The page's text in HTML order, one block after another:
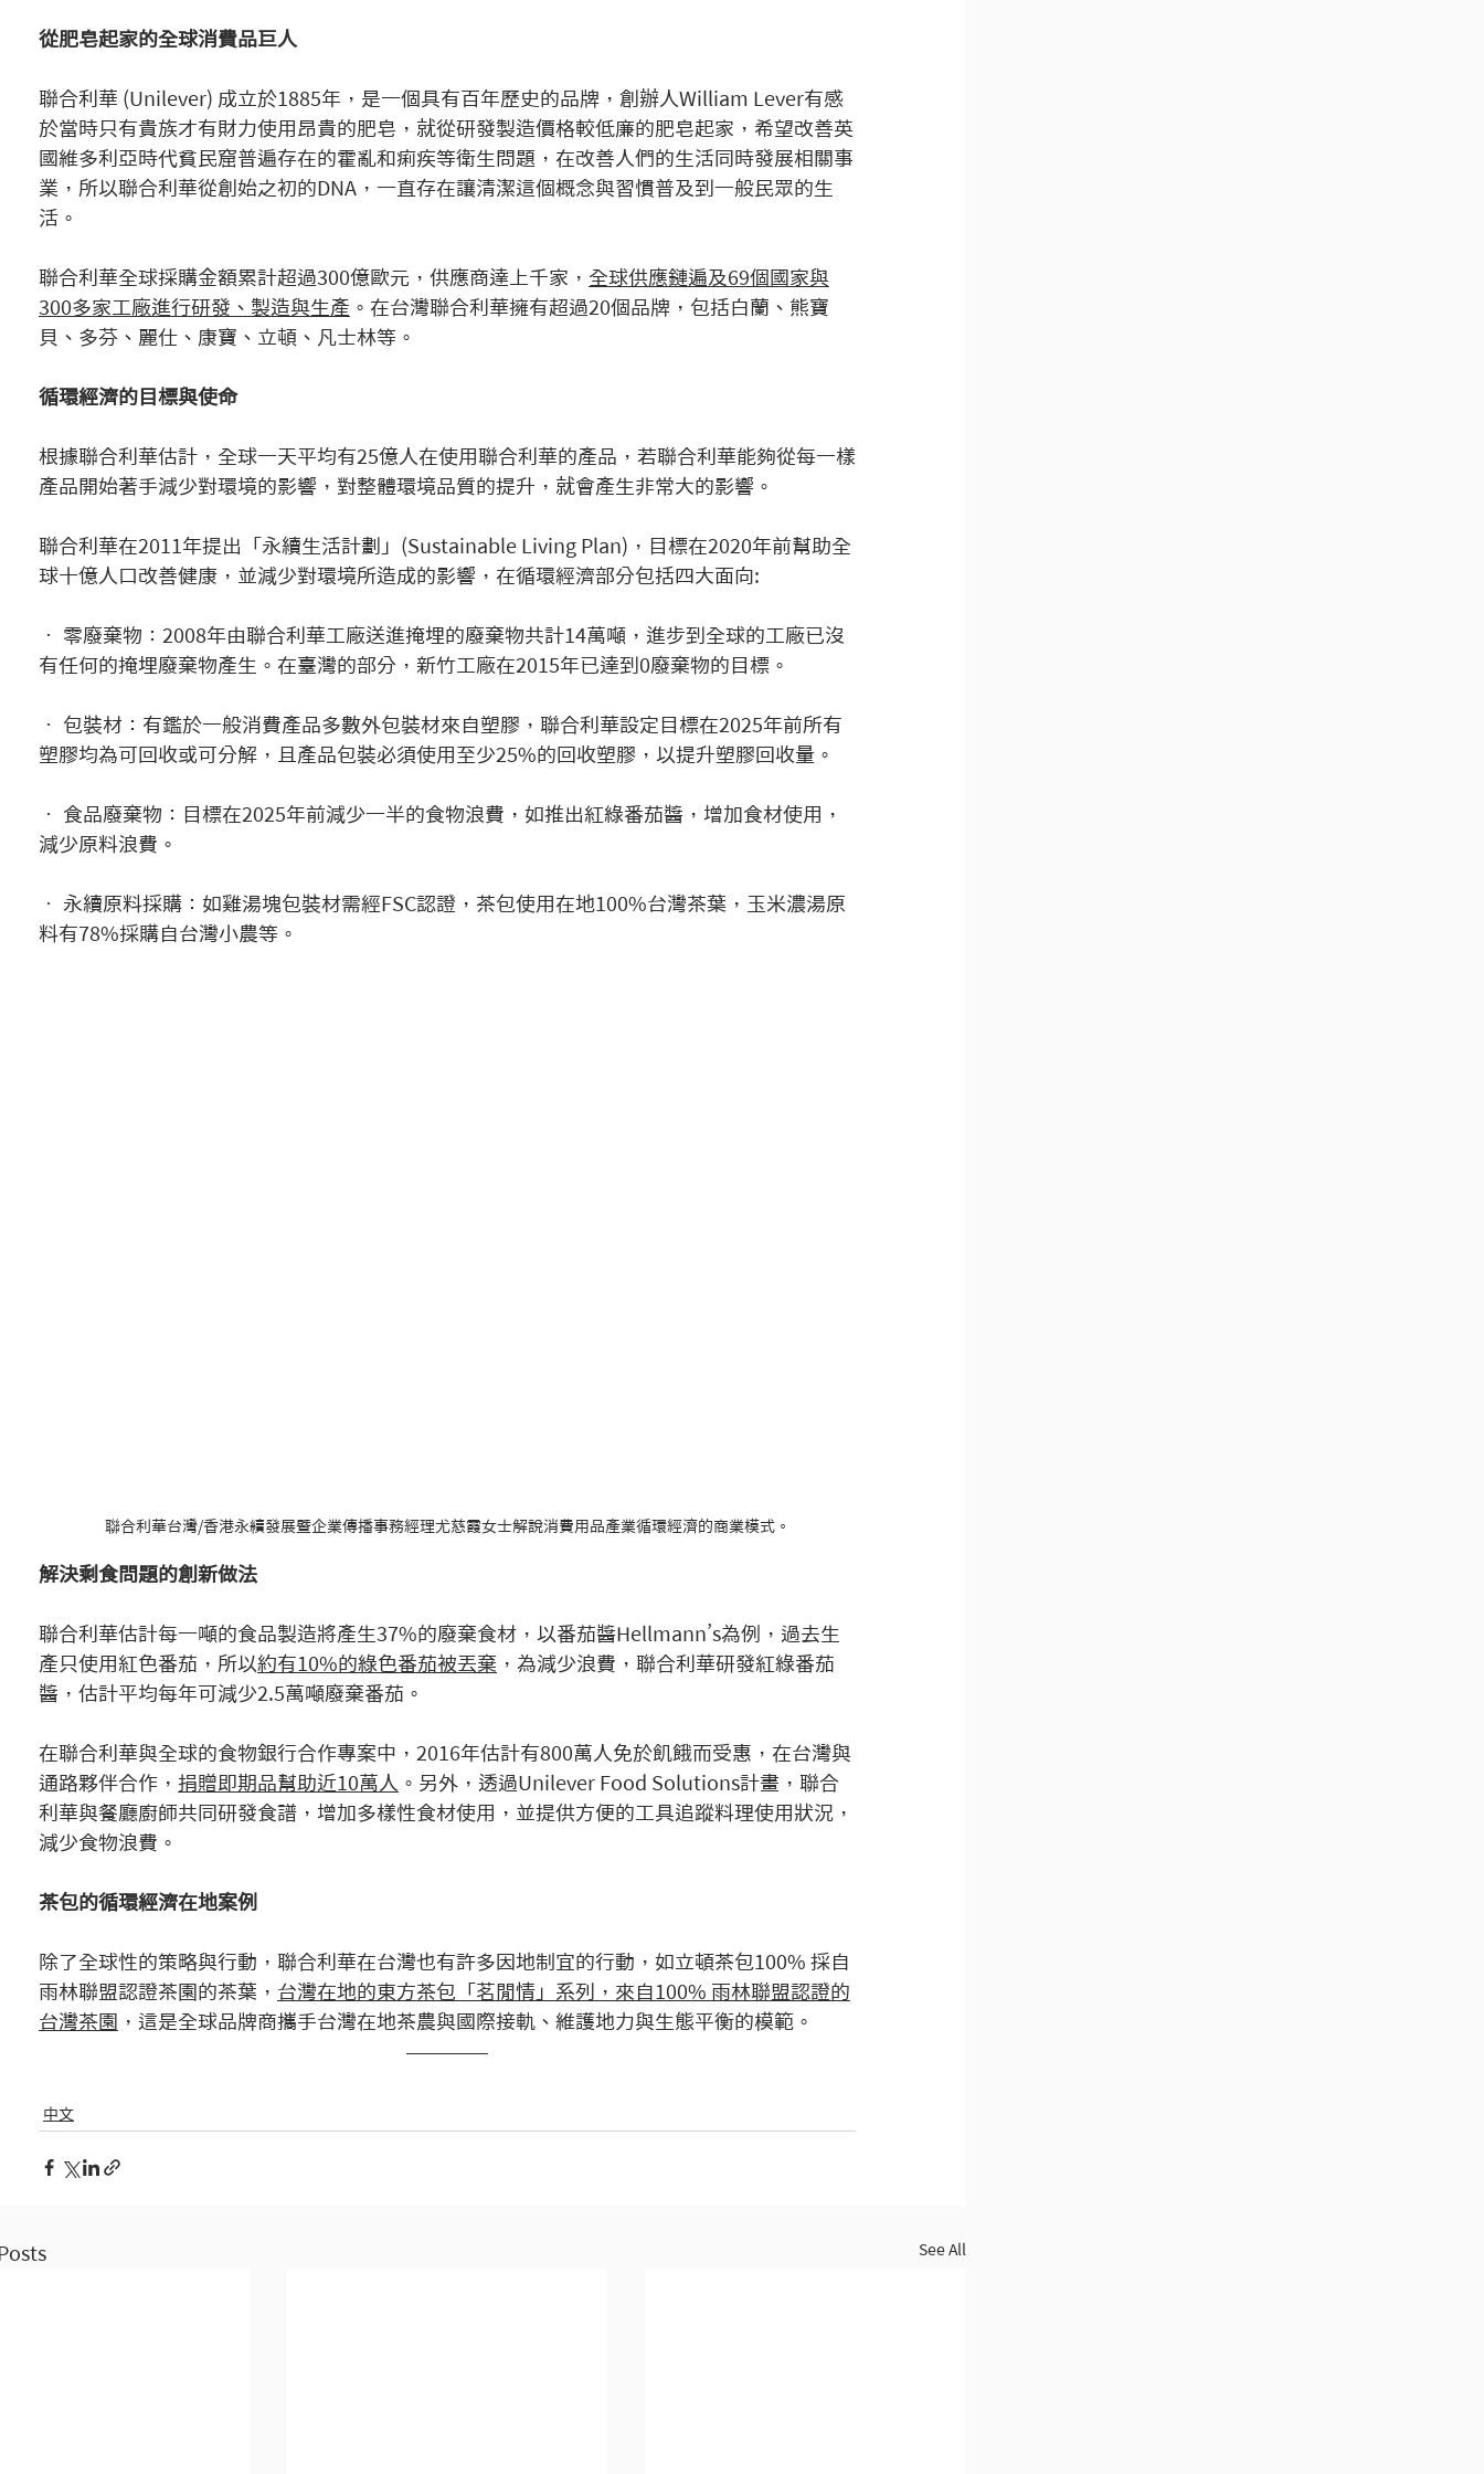
從肥皂起家的全球消費品巨人
聯合利華 (Unilever) 成立於1885年，是一個具有百年歷史的品牌，創辦人William Lever有感
於當時只有貴族才有財力使用昂貴的肥皂，就從研發製造價格較低廉的肥皂起家，希望改善英
國維多利亞時代貧民窟普遍存在的霍亂和痢疾等衛生問題，在改善人們的生活同時發展相關事
業，所以聯合利華從創始之初的DNA，一直存在讓清潔這個概念與習慣普及到一般民眾的生
活。
聯合利華全球採購金額累計超過300億歐元，供應商達上千家， 全球供應鏈遍及69個國家與
300多家工廠進行研發、製造與生產 。在台灣聯合利華擁有超過20個品牌，包括白蘭、熊寶
貝、多芬、麗仕、康寶、立頓、凡士林等。
循環經濟的目標與使命
根據聯合利華估計，全球一天平均有25億人在使用聯合利華的產品，若聯合利華能夠從每一樣
產品開始著手減少對環境的影響，對整體環境品質的提升，就會產生非常大的影響。
聯合利華在2011年提出「永續生活計劃」(Sustainable Living Plan)，目標在2020年前幫助全
球十億人口改善健康，並減少對環境所造成的影響，在循環經濟部分包括四大面向:
• 零廢棄物：2008年由聯合利華工廠送進掩埋的廢棄物共計14萬噸，進步到全球的工廠已沒
有任何的掩埋廢棄物產生。在臺灣的部分，新竹工廠在2015年已達到0廢棄物的目標。
• 包裝材：有鑑於一般消費產品多數外包裝材來自塑膠，聯合利華設定目標在2025年前所有
塑膠均為可回收或可分解，且產品包裝必須使用至少25%的回收塑膠，以提升塑膠回收量。
• 食品廢棄物：目標在2025年前減少一半的食物浪費，如推出紅綠番茄醬，增加食材使用，
減少原料浪費。
• 永續原料採購：如雞湯塊包裝材需經FSC認證，茶包使用在地100%台灣茶葉，玉米濃湯原
料有78%採購自台灣小農等。
聯合利華台灣/香港永續發展暨企業傳播事務經理尤慈霞女士解說消費用品產業循環經濟的商業模式。
解決剩食問題的創新做法
聯合利華估計每一噸的食品製造將產生37%的廢棄食材，以番茄醬Hellmann’s為例，過去生
產只使用紅色番茄，所以約有10%的綠色番茄被丟棄 ，為減少浪費，聯合利華研發紅綠番茄
醬，估計平均每年可減少2.5萬噸廢棄番茄。
在聯合利華與全球的食物銀行合作專案中，2016年估計有800萬人免於飢餓而受惠，在台灣與
通路夥伴合作， 捐贈即期品幫助近10萬人 。另外，透過Unilever Food Solutions計畫，聯合
利華與餐廳廚師共同研發食譜，增加多樣性食材使用，並提供方便的工具追蹤料理使用狀況，
減少食物浪費。
茶包的循環經濟在地案例
除了全球性的策略與行動，聯合利華在台灣也有許多因地制宜的行動，如立頓茶包100% 採自
雨林聯盟認證茶園的茶葉， 台灣在地的東方茶包「茗閒情」系列，來自100% 雨林聯盟認證的
台灣茶園 ，這是全球品牌商攜手台灣在地茶農與國際接軌、維護地力與生態平衡的模範。
中文
See All